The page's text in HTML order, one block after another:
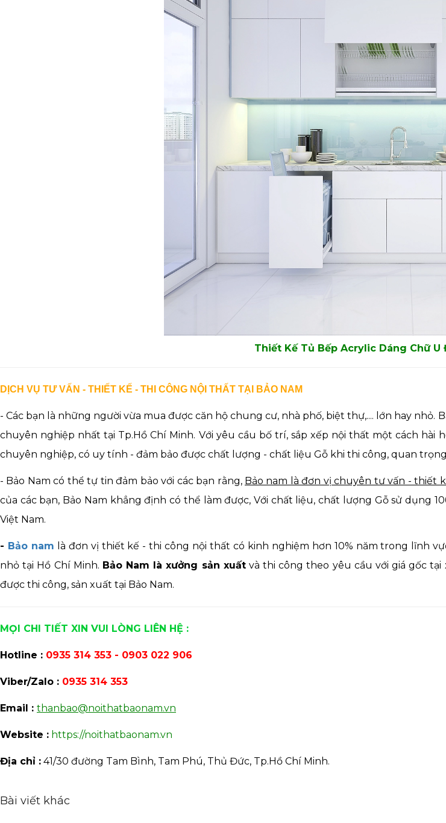
Thiết Kế Tủ Bếp Acrylic Dáng Chữ U
DỊCH VỤ TƯ VẤN - THIẾT KẾ - THI CÔNG NỘI THẤT TẠI BẢO NAM
- Các bạn là những người vừa mua được căn hộ chung cư, nhà phố, biệt thự,.... lớn hay nhỏ.
chuyên nghiệp nhất tại Tp.Hồ Chí Minh. Với yêu cầu bố trí, sắp xếp nội thất một cách hài
chuyên nghiệp, có uy tính - đảm bảo được chất lượng - chất liệu Gỗ khi thi công, quan
- Bảo Nam có thể tự tin đảm bảo với các bạn rằng, Bảo nam là đơn vị chuyên tư vấn - thiết
của các bạn, Bảo Nam khẳng định có thể làm được, Với chất liệu, chất lượng Gỗ sử dụng
Việt Nam.
- Bảo nam là đơn vị thiết kế - thi công nội thất có kinh nghiệm hơn 10% năm trong lĩnh
nhỏ tại Hồ Chí Minh. Bảo Nam là xưởng sản xuấtvà thi công theo yêu cầu với giá gốc tại
được thi công, sản xuất tại Bảo Nam.
MỌI CHI TIẾT XIN VUI LÒNG LIÊN HỆ :
Hotline : 0935 314 353 - 0903 022 906
Viber/Zalo : 0935 314 353
Email : thanbao@noithatbaonam.vn
Website : https://noithatbaonam.vn
Địa chỉ : 41/30 đường Tam Bình, Tam Phú, Thủ Đức, Tp.Hồ Chí Minh.
Bài viết khác